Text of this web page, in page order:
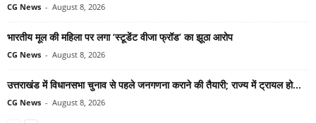
CG News - August 8, 2026
भारतीय मूल की महिला पर लगा ‘स्टूडेंट वीजा फ्रॉड’ का झूठा आरोप
CG News - August 8, 2026
उत्तराखंड में विधानसभा चुनाव से पहले जनगणना कराने की तैयारी; राज्य में ट्रायल हो...
CG News - August 8, 2026